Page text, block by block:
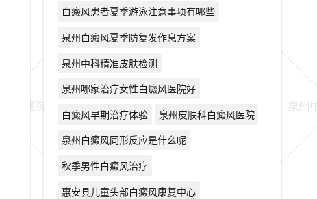
白癜风患者夏季游泳注意事项有哪些
泉州白癜风夏季防复发作息方案
泉州中科精准皮肤检测
泉州哪家治疗女性白癜风医院好
白癜风早期治疗体验
泉州皮肤科白癜风医院
泉州白癜风同形反应是什么呢
秋季男性白癜风治疗
惠安县儿童头部白癜风康复中心